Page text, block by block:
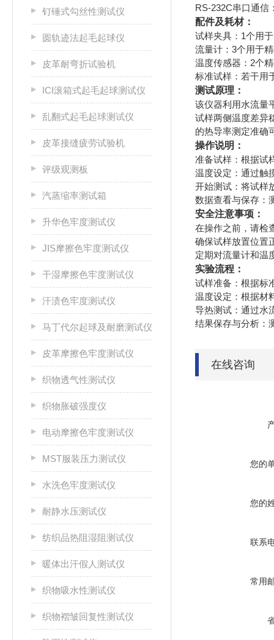
钉锤式勾丝性测试仪
圆轨迹法起毛起球仪
皮革耐弯折试验机
ICI滚箱式起毛起球测试仪
乱翻式起毛起球测试仪
皮革接缝疲劳试验机
评级观测板
汽蒸缩率测试箱
升华色牢度测试仪
JIS摩擦色牢度测试仪
干湿摩擦色牢度测试仪
汗渍色牢度测试仪
马丁代尔起球及耐磨测试仪
皮革摩擦色牢度测试仪
织物透气性测试仪
织物胀破强度仪
电动摩擦色牢度测试仪
MST服装压力测试仪
水洗色牢度测试仪
耐静水压测试仪
纺织品热阻湿阻测试仪
暖体出汗假人测试仪
织物吸水性测试仪
织物褶皱回复性测试仪
RS-232C串口通信
配件及耗材：
试样夹具：1个用
流量计：3个用于
温度传感器：2个
标准试样：若干用
测试原理：
该仪器利用水流量
试样两侧温度差异
的热导率测定准确
操作说明：
准备试样：根据试
温度设定：通过触
开始测试：将试样
数据查看与保存：
安全注意事项：
在操作之前，请检
确保试样放置位置
定期对流量计和温
实验流程：
试样准备：根据标
温度设定：根据材
导热测试：通过水
结果保存与分析：
在线咨询
您的
您的
联系
常用